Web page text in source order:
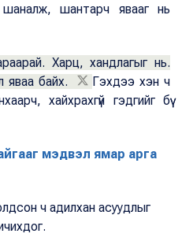
шаналж, шантарч явааг нь
Харц, хандлагыг нь.
яваа байх.
Гэхдээ хэн ч
хайхрахгүй гэдгийг бүү
мэдвэл ямар арга
ч адилхан асуудлыг